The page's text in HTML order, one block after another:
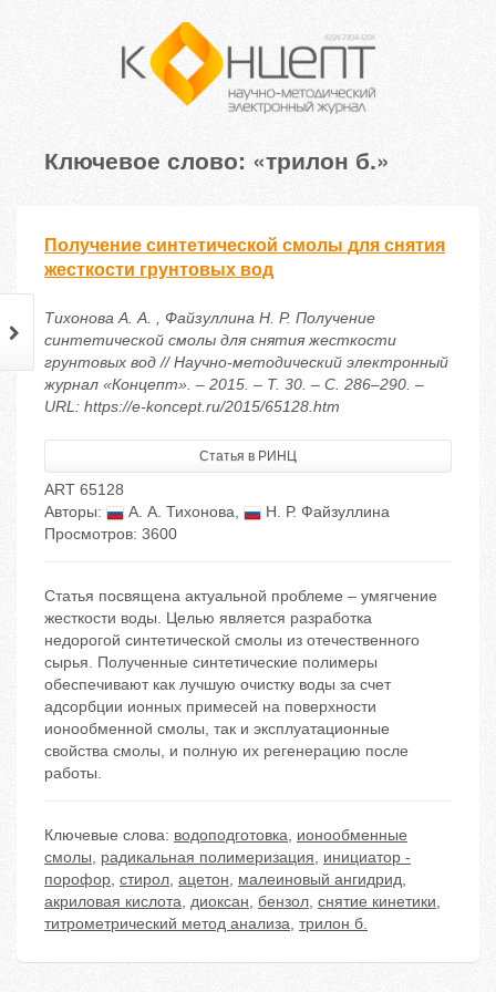
Ключевое слово: «трилон б.»
Получение синтетической смолы для снятия
жесткости грунтовых вод
Тихонова А. А. , Файзуллина Н. Р. Получение
синтетической смолы для снятия жесткости
грунтовых вод // Научно-методический электронный
журнал «Концепт». – 2015. – Т. 30. – С. 286–290. –
URL: https://e-koncept.ru/2015/65128.htm
Статья в РИНЦ
ART 65128
Авторы:
А. А. Тихонова,
Н. Р. Файзуллина
Просмотров: 3600
Статья посвящена актуальной проблеме – умягчение
жесткости воды. Целью является разработка
недорогой синтетической смолы из отечественного
сырья. Полученные синтетические полимеры
обеспечивают как лучшую очистку воды за счет
адсорбции ионных примесей на поверхности
ионообменной смолы, так и эксплуатационные
свойства смолы, и полную их регенерацию после
работы.
Ключевые слова: водоподготовка, ионообменные
смолы, радикальная полимеризация, инициатор -
порофор, стирол, ацетон, малеиновый ангидрид,
акриловая кислота, диоксан, бензол, снятие кинетики,
титрометрический метод анализа, трилон б.